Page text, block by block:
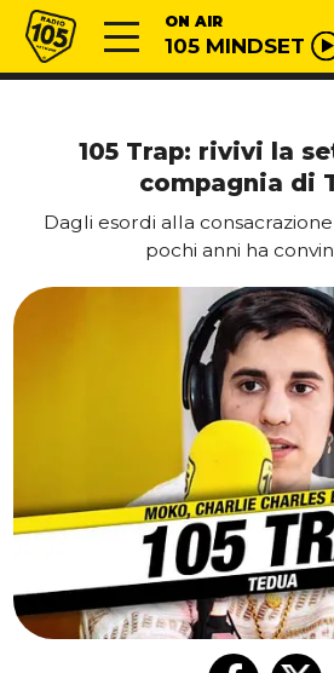
Vai al contenuto
Radio 105 ON AIR
105 MINDSET
105 Trap: rivivi la
compagnia di
Dagli esordi alla
pochi anni ha